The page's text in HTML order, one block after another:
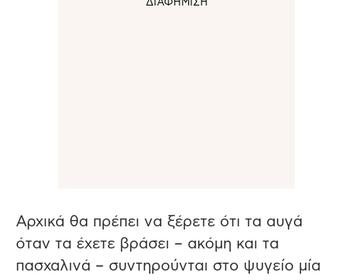
Αρχικά θα πρέπει να ξέρετε ότι τα αυγά
όταν τα έχετε βράσει – ακόμη και τα
πασχαλινά – συντηρούνται στο ψυγείο μία